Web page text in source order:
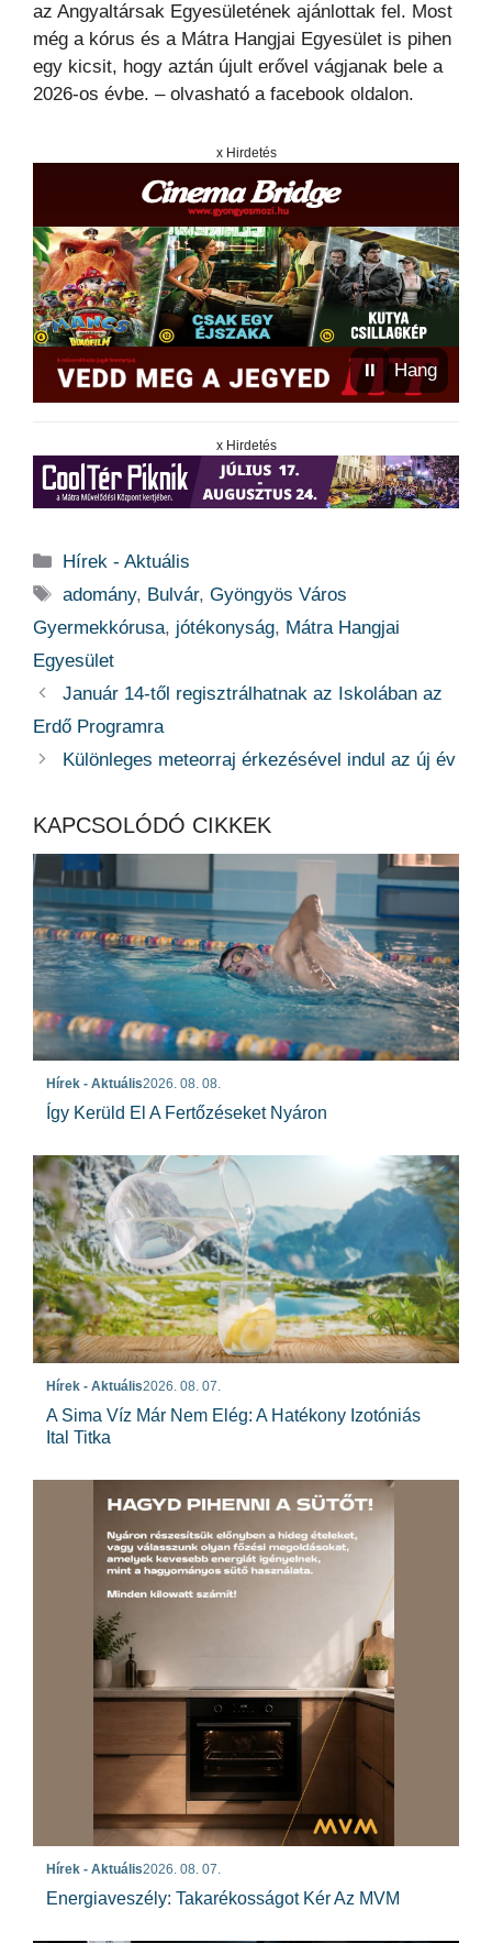
az Angyaltársak Egyesületének ajánlottak fel. Most
még a kórus és a Mátra Hangjai Egyesület is pihen
egy kicsit, hogy aztán újult erővel vágjanak bele a
2026-os évbe. – olvasható a facebook oldalon.
x Hirdetés
⏸ Hang
x Hirdetés
Kategória
Hírek - Aktuális
Címkék
adomány, Bulvár,Gyöngyös Város
Gyermekkórusa, jótékonyság, Mátra Hangjai
Egyesület
Január 14-től regisztrálhatnak az Iskolában az
Erdő Programra
Különleges meteorraj érkezésével indul az új év
KAPCSOLÓDÓ CIKKEK
Hírek - Aktuális2026. 08. 08.
Így Kerüld El A Fertőzéseket Nyáron
Hírek - Aktuális2026. 08. 07.
A Sima Víz Már Nem Elég: A Hatékony Izotóniás
Ital Titka
Hírek - Aktuális2026. 08. 07.
Energiaveszély: Takarékosságot Kér Az MVM